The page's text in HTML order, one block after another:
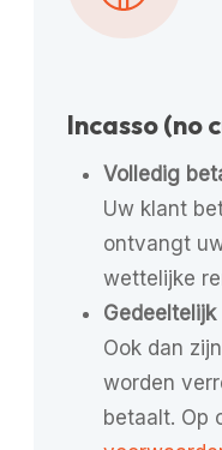
Incasso (no
Volledig
Uw klant
ontvangt
wettelijke
Gedeeltelijk
Ook dan
worden
betaalt. Op